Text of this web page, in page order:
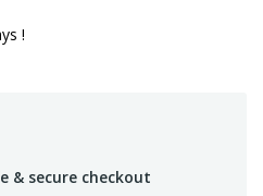
!
& secure checkout